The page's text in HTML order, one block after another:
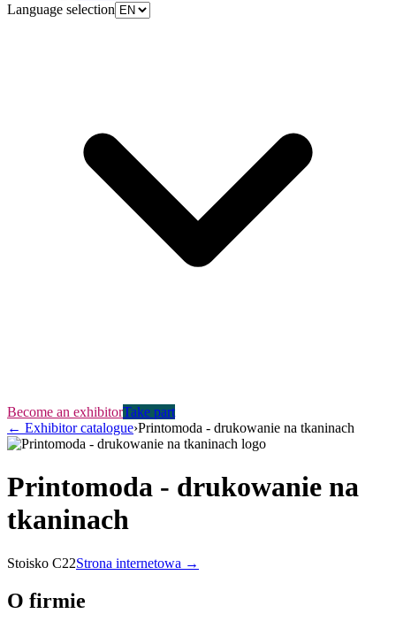
Language selection
Become an exhibitorTake part
← Exhibitor catalogue›Printomoda - drukowanie na tkaninach
Printomoda - drukowanie na
tkaninach
Stoisko C22Strona internetowa →
O firmie